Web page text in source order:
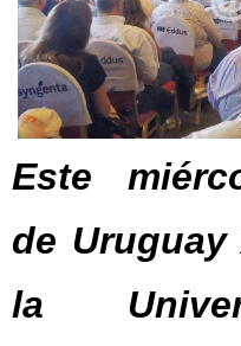
Este
de Uruguay
la